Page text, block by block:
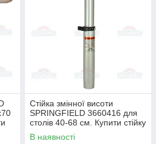
Стійка змінної висоти
SPRINGFIELD 3660416 для
столів 40-68 см. Купити стійку
для стола в човен, в катер
В наявності